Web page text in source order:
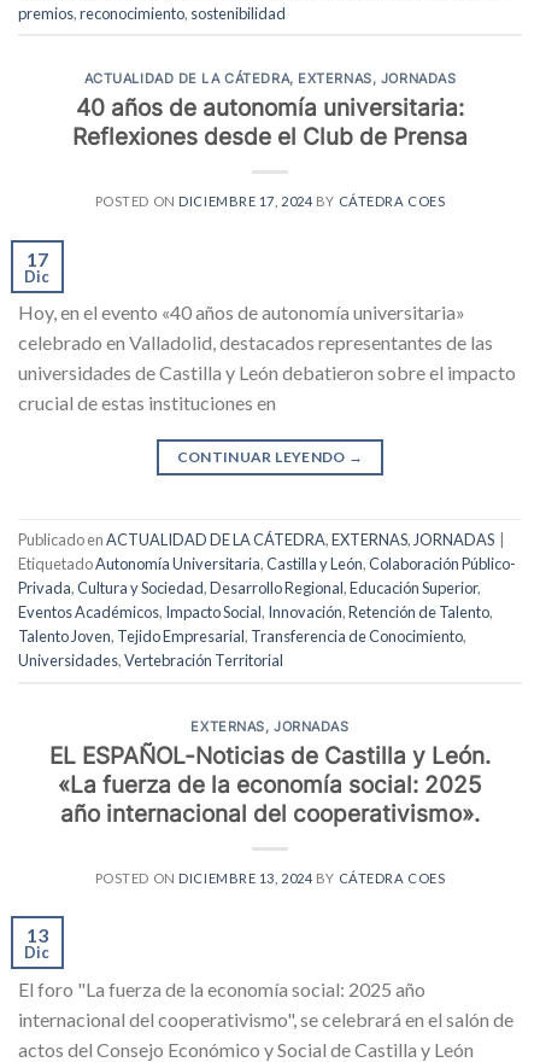
premios,reconocimiento, sostenibilidad
ACTUALIDAD DE LA CÁTEDRA, EXTERNAS, JORNADAS
40 años de autonomía universitaria:
Reflexiones desde el Club de Prensa
POSTED ON DICIEMBRE 17, 2024 BY CÁTEDRA COES
17
Dic
Hoy, en el evento «40 años de autonomía universitaria»
celebrado en Valladolid, destacados representantes de las
universidades de Castilla y León debatieron sobre el impacto
crucial de estas instituciones en
CONTINUAR LEYENDO →
Publicado enACTUALIDAD DE LA CÁTEDRA,EXTERNAS,JORNADAS
EtiquetadoAutonomía Universitaria,Castilla y León,Colaboración Público-
Privada,Cultura y Sociedad,Desarrollo Regional,Educación Superior,
Eventos Académicos, Impacto Social, Innovación,Retención de Talento,
Talento Joven, Tejido Empresarial, Transferencia de Conocimiento,
Universidades,Vertebración Territorial
EXTERNAS,JORNADAS
EL ESPAÑOL-Noticias de Castilla y León.
«La fuerza de la economía social: 2025
año internacional del cooperativismo».
POSTED ON DICIEMBRE 13, 2024 BY CÁTEDRA COES
13
Dic
El foro "La fuerza de la economía social: 2025 año
internacional del cooperativismo", se celebrará en el salón de
actos del Consejo Económico y Social de Castilla y León